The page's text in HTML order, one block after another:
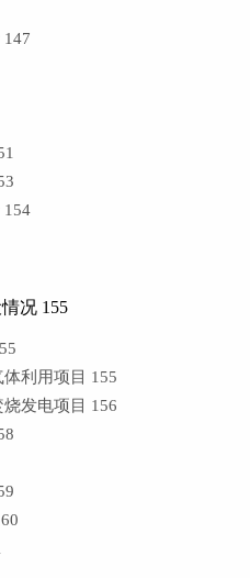
154
况 155
体利用项目 155
烧发电项目 156